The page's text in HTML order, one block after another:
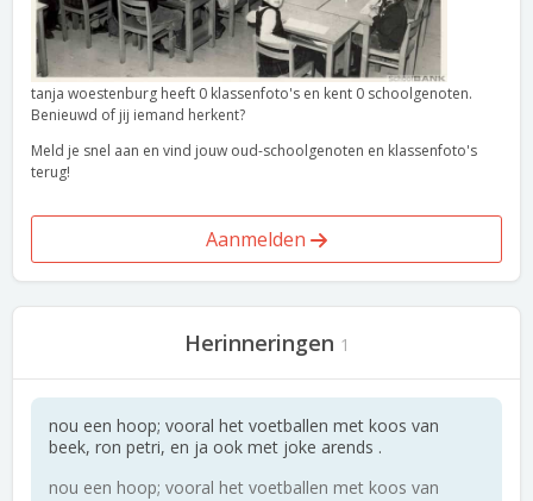
tanja woestenburg heeft 0 klassenfoto's en kent 0 schoolgenoten.
Benieuwd of jij iemand herkent?
Meld je snel aan en vind jouw oud-schoolgenoten en klassenfoto's
terug!
Aanmelden
Herinneringen 1
nou een hoop; vooral het voetballen met koos van
beek, ron petri, en ja ook met joke arends .
nou een hoop; vooral het voetballen met koos van